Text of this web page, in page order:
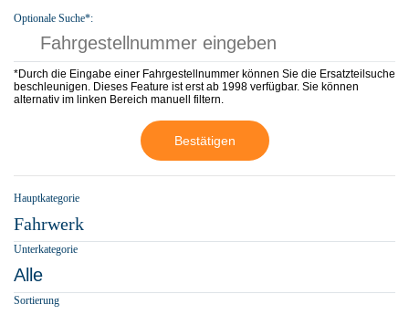
Optionale Suche*:
*Durch die Eingabe einer Fahrgestellnummer können Sie die Ersatzteilsuche
beschleunigen. Dieses Feature ist erst ab 1998 verfügbar. Sie können
alternativ im linken Bereich manuell filtern.
Bestätigen
Hauptkategorie
Fahrwerk
Unterkategorie
Alle
Sortierung